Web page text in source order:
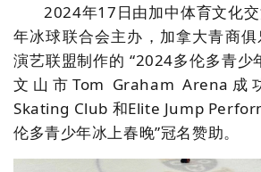
2024年17日由加中体育文化
年冰球联合会主办，加拿大青商
演艺联盟制作的 “2024多伦多青少
文山市Tom Graham Arena成
Skating Club 和Elite Jump
伦多青少年冰上春晚”冠名赞助。